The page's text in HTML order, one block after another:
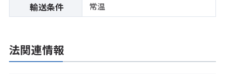
輸送条件 常温
法関連情報